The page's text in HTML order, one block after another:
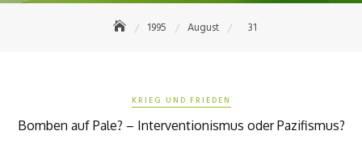
1995 August 31
KRIEG UND FRIEDEN
Bomben auf Pale? – Interventionismus oder Pazifismus?